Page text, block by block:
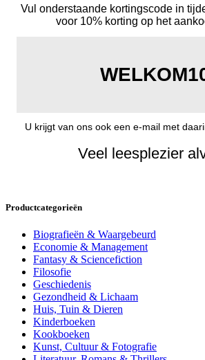
Vul onderstaande kortingscode in
voor 10% korting op het
U krijgt van ons ook een e-mail met
Veel leesplezier
Productcategorieën
Biografieën & Waargebeurd
Economie & Management
Fantasy & Sciencefiction
Filosofie
Geschiedenis
Gezondheid & Lichaam
Huis, Tuin & Dieren
Kinderboeken
Kookboeken
Kunst, Cultuur & Fotografie